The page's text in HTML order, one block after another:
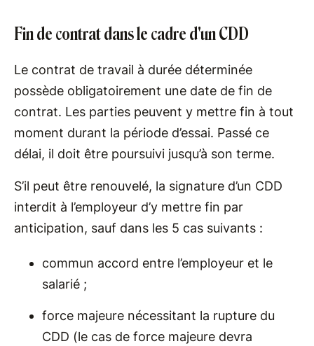
Fin de contrat dans le cadre d'un CDD
Le contrat de travail à durée déterminée
possède obligatoirement une date de fin de
contrat. Les parties peuvent y mettre fin à tout
moment durant la période d’essai. Passé ce
délai, il doit être poursuivi jusqu’à son terme.
S’il peut être renouvelé, la signature d’un CDD
interdit à l’employeur d’y mettre fin par
anticipation, sauf dans les 5 cas suivants :
commun accord entre l’employeur et le
salarié ;
force majeure nécessitant la rupture du
CDD (le cas de force majeure devra